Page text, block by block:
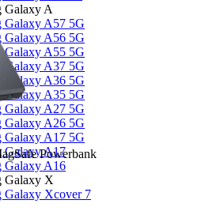
Galaxy A
Galaxy A57 5G
Galaxy A56 5G
Galaxy A55 5G
Galaxy A37 5G
Galaxy A36 5G
Galaxy A35 5G
Galaxy A27 5G
Galaxy A26 5G
Galaxy A17 5G
Galaxy A17
Galaxy A16
Galaxy X
Galaxy Xcover 7
Powerbank